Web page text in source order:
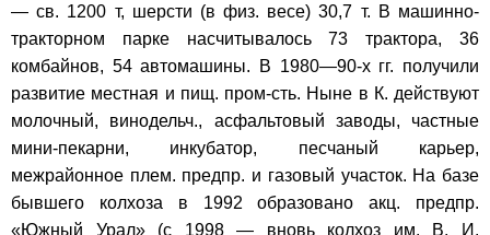
— св. 1200 т, шерсти (в физ. весе) 30,7 т. В машинно-
тракторном парке насчитывалось 73 трактора, 36
комбайнов, 54 автомашины. В 1980—90-х гг. получили
развитие местная и пищ. пром-сть. Ныне в К. действуют
молочный, винодельч., асфальтовый заводы, частные
мини-пекарни, инкубатор, песчаный карьер,
межрайонное плем. предпр. и газовый участок. На базе
бывшего колхоза в 1992 образовано акц. предпр.
«Южный Урал» (с 1998 — вновь колхоз им. В. И.